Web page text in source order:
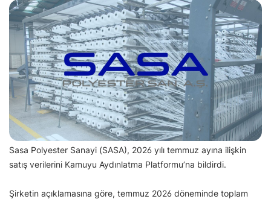
Sasa Polyester Sanayi (SASA), 2026 yılı temmuz ayına ilişkin
satış verilerini Kamuyu Aydınlatma Platformu’na bildirdi.
Şirketin açıklamasına göre, temmuz 2026 döneminde toplam